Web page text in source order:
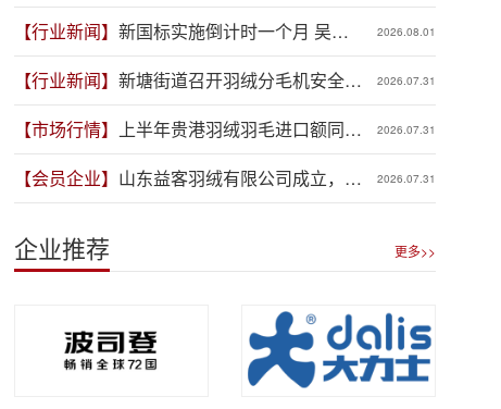
营，青春力量赋能品牌新程
【行业新闻】 新国标实施倒计时一个月 吴川
羽绒企业集体“抢跑”新规
2026.08.01
【行业新闻】 新塘街道召开羽绒分毛机安全生
产专项整治推进会
2026.07.31
【市场行情】 上半年贵港羽绒羽毛进口额同比
增长88.1%
2026.07.31
【会员企业】 山东益客羽绒有限公司成立，加
码羽毛绒制品全产业链布局
2026.07.31
企业推荐 更多>>